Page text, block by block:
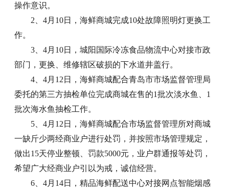
操作意识。
2、4月10日，海鲜商城完成10处故障照明灯更换工
作。
3、4月10日，城阳国际冷冻食品物流中心对接市政
部门，更换、维修辖区破损的下水道井盖行。
4、4月12日，海鲜商城配合青岛市市场监督管理局
委托的第三方抽检单位完成商城在售的1批次淡水鱼、1
批次海水鱼抽检工作。
5、4月12日，海鲜商城配合市场监督管理所对商城
一缺斤少两经商业户进行处罚，并按照市场管理规定，
做出15天停业整顿、罚款5000元，业户群通报等处罚，
希望广大经商业户引以为戒，诚信经营。
6、4月14日，精品海鲜配送中心对接网点智能烟感